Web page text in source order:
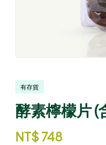
有存貨
酵素檸檬片
NT$ 748